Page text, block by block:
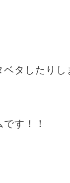
タしたりし
す！！